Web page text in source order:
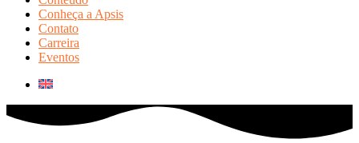
Conheça a Apsis
Contato
Carreira
Eventos